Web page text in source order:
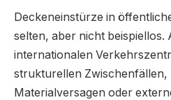
Deckeneinstürze in
selten, aber nicht beispiellos.
internationalen
strukturellen Zwischenfällen,
Materialversagen oder